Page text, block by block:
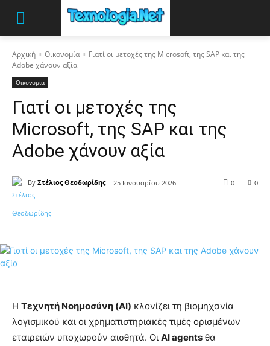
Αρχική Οικονομία
Γιατί οι μετοχές της Microsoft, της SAP και της
Adobe χάνουν αξία
Οικονομία
Γιατί οι μετοχές της
Microsoft, της SAP και της
Adobe χάνουν αξία
By Στέλιος Θεοδωρίδης 25 Ιανουαρίου 2026 0
0
Η Τεχνητή Νοημοσύνη (AI) κλονίζει τη βιομηχανία
λογισμικού και οι χρηματιστηριακές τιμές ορισμένων
εταιρειών υποχωρούν αισθητά. Οι AI agents θα